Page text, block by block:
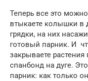
Теперь все это
втыкаете колышки в
грядки, на них
готовый парник. И
закрываете
спанбонд на дуге.
парник: как только